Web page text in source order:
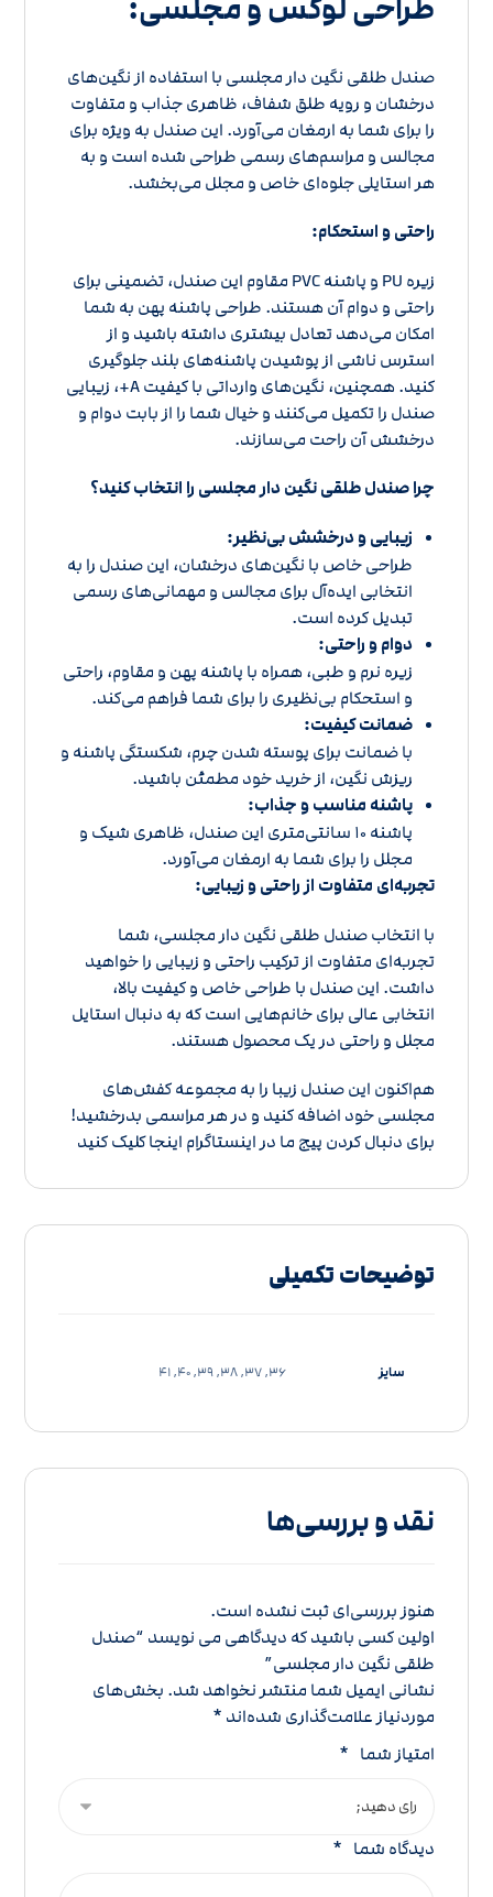
صندل طلقی نگین دار مجلسی با استفاده از نگین‌های
درخشان و رویه طلق شفاف، ظاهری جذاب و متفاوت
را برای شما به ارمغان می‌آورد. این صندل به ویژه برای
مجالس و مراسم‌های رسمی طراحی شده است و به
هر استایلی جلوه‌ای خاص و مجلل می‌بخشد.
راحتی و استحکام:
زیره PU و پاشنه PVC مقاوم این صندل، تضمینی برای
راحتی و دوام آن هستند. طراحی پاشنه پهن به شما
امکان می‌دهد تعادل بیشتری داشته باشید و از
استرس ناشی از پوشیدن پاشنه‌های بلند جلوگیری
کنید. همچنین، نگین‌های وارداتی با کیفیت A+، زیبایی
صندل را تکمیل می‌کنند و خیال شما را از بابت دوام و
درخشش آن راحت می‌سازند.
چرا صندل طلقی نگین دار مجلسی را انتخاب کنید؟
زیبایی و درخشش بی‌نظیر:
طراحی خاص با نگین‌های درخشان، این صندل را به
انتخابی ایده‌آل برای مجالس و مهمانی‌های رسمی
تبدیل کرده است.
دوام و راحتی:
زیره نرم و طبی، همراه با پاشنه پهن و مقاوم، راحتی
و استحکام بی‌نظیری را برای شما فراهم می‌کند.
ضمانت کیفیت:
با ضمانت برای پوسته شدن چرم، شکستگی پاشنه و
ریزش نگین، از خرید خود مطمئن باشید.
پاشنه مناسب و جذاب:
پاشنه 10 سانتی‌متری این صندل، ظاهری شیک و
مجلل را برای شما به ارمغان می‌آورد.
تجربه‌ای متفاوت از راحتی و زیبایی:
با انتخاب صندل طلقی نگین دار مجلسی، شما
تجربه‌ای متفاوت از ترکیب راحتی و زیبایی را خواهید
داشت. این صندل با طراحی خاص و کیفیت بالا،
انتخابی عالی برای خانم‌هایی است که به دنبال استایل
مجلل و راحتی در یک محصول هستند.
هم‌اکنون این صندل زیبا را به مجموعه کفش‌های
مجلسی خود اضافه کنید و در هر مراسمی بدرخشید!
برای دنبال کردن پیج ما در اینستاگرام اینجا کلیک کنید
توضیحات تکمیلی
سایز 36, 37, 38, 39, 40, 41
نقد و بررسی‌ها
هنوز بررسی‌ای ثبت نشده است.
اولین کسی باشید که دیدگاهی می نویسد “صندل
طلقی نگین دار مجلسی”
نشانی ایمیل شما منتشر نخواهد شد. بخش‌های
موردنیاز علامت‌گذاری شده‌اند *
امتیاز شما *
دیدگاه شما *